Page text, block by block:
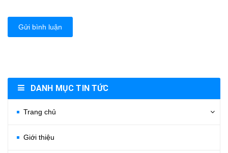
Gửi bình luận
DANH MỤC TIN TỨC
Trang chủ
Giới thiệu